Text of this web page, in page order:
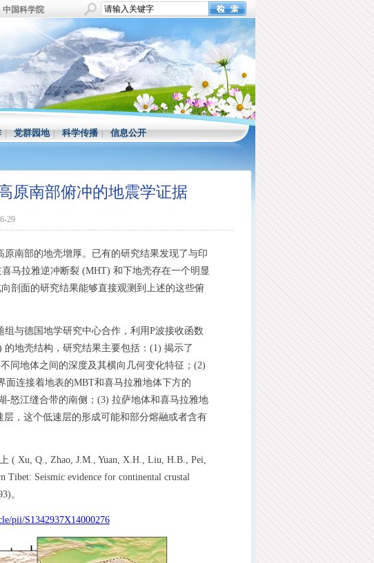
中国科学院
|党群园地|科学传播|信息公开
原南部俯冲的地震学证据
29
南部的地壳增厚。已有的研究结果发现了与印
马拉雅逆冲断裂 (MHT) 和下地壳存在一个明显
剖面的研究结果能够直接观测到上述的这些俯
与德国地学研究中心合作，利用P波接收函数
地壳结构，研究结果主要包括：(1) 揭示了
同地体之间的深度及其横向几何变化特征；(2)
面连接着地表的MBT和喜马拉雅地体下方的
-怒江缝合带的南侧；(3) 拉萨地体和喜马拉雅地
，这个低速层的形成可能和部分熔融或者含有
( Xu, Q., Zhao, J.M., Yuan, X.H., Liu, H.B., Pei,
Tibet: Seismic evidence for continental crustal
。
pii/S1342937X14000276